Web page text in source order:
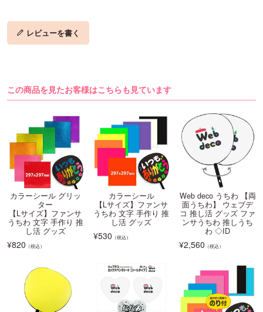
レビューを書く
この商品を見たお客様はこちらも見ています
カラーシール グリッ
ター
【Lサイズ】ファンサ
うちわ 文字 手作り 推
し活 グッズ
¥820 （税込）
カラーシール
【Lサイズ】ファンサ
うちわ 文字 手作り 推
し活 グッズ
¥530 （税込）
Web deco うちわ 【両
面うちわ】 ウェブデ
コ 推し活 グッズ ファ
ンサうちわ 推しうち
わ ◇ID
¥2,560 （税込）